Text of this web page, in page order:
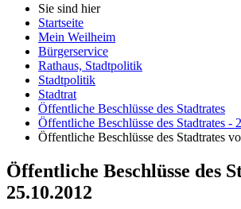
Sie sind hier
Startseite
Mein Weilheim
Bürgerservice
Rathaus, Stadtpolitik
Stadtpolitik
Stadtrat
Öffentliche Beschlüsse des Stadtrates
Öffentliche Beschlüsse des Stadtrates -
Öffentliche Beschlüsse des Stadtrates
Öffentliche Beschlüsse des
25.10.2012